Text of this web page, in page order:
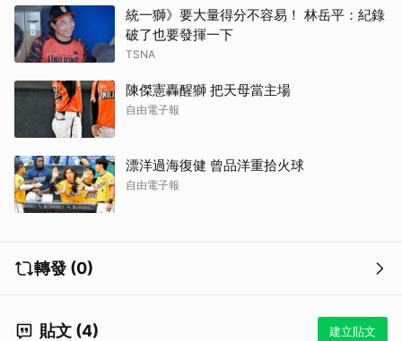
統一獅》要大量得分不容易！ 林岳平：紀錄
破了也要發揮一下
TSNA
陳傑憲轟醒獅 把天母當主場
自由電子報
漂洋過海復健 曾品洋重拾火球
自由電子報
轉發 (0)
貼文 (4) 建立貼文